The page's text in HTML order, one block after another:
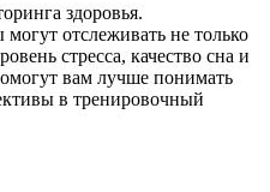
здоровья.
отслеживать не только
стресса, качество сна и
вам лучше понимать
в тренировочный